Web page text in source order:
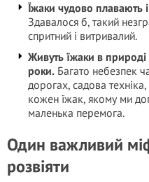
Їжаки чудово плавають
Здавалося б, такий
спритний і витривалий.
Живуть їжаки в
роки. Багато небезпек
дорогах, садова
кожен їжак, якому ми
маленька перемога.
Один важливий
розвіяти